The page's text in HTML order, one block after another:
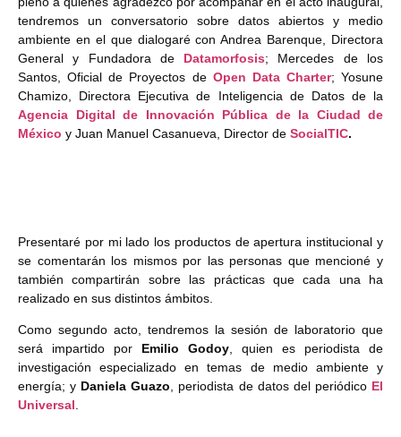
tendremos un conversatorio sobre datos abiertos y medio
ambiente en el que dialogaré con Andrea Barenque, Directora
General y Fundadora de Datamorfosis; Mercedes de los
Santos, Oficial de Proyectos de Open Data Charter; Yosune
Chamizo, Directora Ejecutiva de Inteligencia de Datos de la
Agencia Digital de Innovación Pública de la Ciudad de
México y Juan Manuel Casanueva, Director de SocialTIC.
Presentaré por mi lado los productos de apertura institucional y
se comentarán los mismos por las personas que mencioné y
también compartirán sobre las prácticas que cada una ha
realizado en sus distintos ámbitos.
Como segundo acto, tendremos la sesión de laboratorio que
será impartido por Emilio Godoy , quien es periodista de
investigación especializado en temas de medio ambiente y
energía; y Daniela Guazo , periodista de datos del periódicoEl
Universal